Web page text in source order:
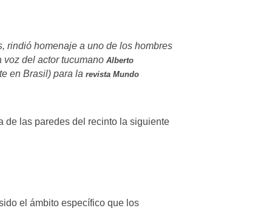
rindió homenaje a uno de los hombres
voz del actor tucumanoAlberto
en Brasil) para larevista Mundo
de las paredes del recinto la siguiente
el ámbito específico que los